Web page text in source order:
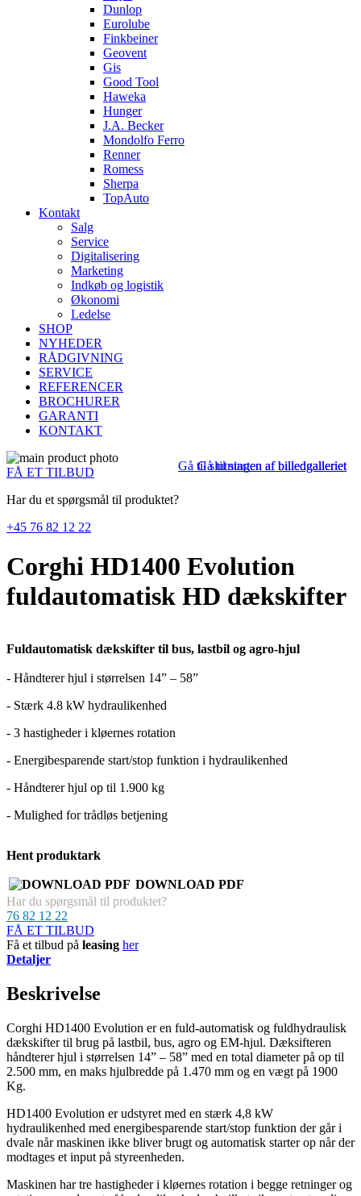
Dunlop
Eurolube
Finkbeiner
Geovent
Gis
Good Tool
Haweka
Hunger
J.A. Becker
Mondolfo Ferro
Renner
Romess
Sherpa
TopAuto
Kontakt
Salg
Service
Digitalisering
Marketing
Indkøb og logistik
Økonomi
Ledelse
SHOP
NYHEDER
RÅDGIVNING
SERVICE
REFERENCER
BROCHURER
GARANTI
KONTAKT
Gå til slutningen af billedgalleriet
FÅ ET TILBUD
Har du et spørgsmål til produktet?
+45 76 82 12 22
Gå til starten af billedgalleriet
Corghi HD1400 Evolution
fuldautomatisk HD dækskifter
Fuldautomatisk dækskifter til bus, lastbil og agro-hjul
- Håndterer hjul i størrelsen 14” – 58”
- Stærk 4.8 kW hydraulikenhed
- 3 hastigheder i kløernes rotation
- Energibesparende start/stop funktion i hydraulikenhed
- Håndterer hjul op til 1.900 kg
- Mulighed for trådløs betjening
Hent produktark
DOWNLOAD PDF
Har du spørgsmål til produktet?
76 82 12 22
FÅ ET TILBUD
Få et tilbud på leasing her
Detaljer
Beskrivelse
Corghi HD1400 Evolution er en fuld-automatisk og fuldhydraulisk
dækskifter til brug på lastbil, bus, agro og EM-hjul. Dæksifteren
håndterer hjul i størrelsen 14” – 58” med en total diameter på op til
2.500 mm, en maks hjulbredde på 1.470 mm og en vægt på 1900
Kg.
HD1400 Evolution er udstyret med en stærk 4,8 kW
hydraulikenhed med energibesparende start/stop funktion der går i
dvale når maskinen ikke bliver brugt og automatisk starter op når der
modtages et input på styreenheden.
Maskinen har tre hastigheder i kløernes rotation i begge retninger og